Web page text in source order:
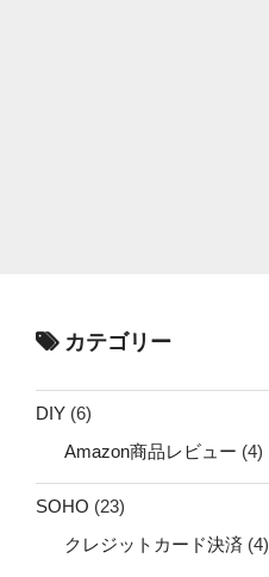
カテゴリー
DIY (6)
Amazon商品レビュー (4)
SOHO (23)
クレジットカード決済 (4)